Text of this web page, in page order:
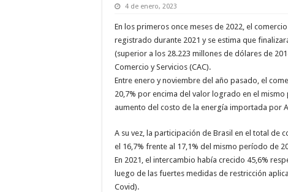
4 de enero, 2023
En los primeros once meses de 2022, el
registrado durante 2021 y se estima que
(superior a los 28.223 millones de dólares de
Comercio y Servicios (CAC).
Entre enero y noviembre del año pasado, el
20,7% por encima del valor logrado en el
aumento del costo de la energía importada por
A su vez, la participación de Brasil en el total de
el 16,7% frente al 17,1% del mismo período de
En 2021, el intercambio había crecido 45,6%
luego de las fuertes medidas de restricción
Covid).